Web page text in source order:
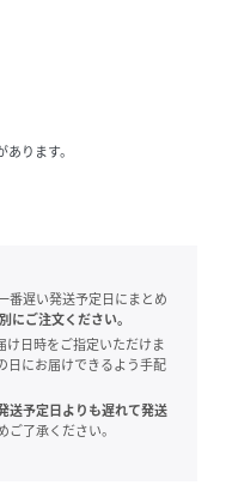
ります。
番遅い発送予定日にまとめ
にご注文ください。
日時をご指定いただけま
日にお届けできるよう手配
送予定日よりも遅れて発送
了承ください。